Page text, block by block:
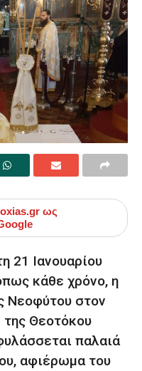
ως
21 Ιανουαρίου
κάθε χρόνο, η
Νεοφύτου στον
της Θεοτόκου
παλαιά
αφιέρωμα του